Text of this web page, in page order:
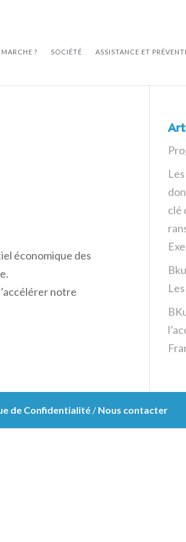
? SOCIÉTÉ ASSISTANCE ET
économique des
notre
clé
de Confidentialité / Nous contacter